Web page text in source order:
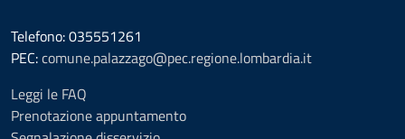
Telefono: 035551261
PEC:comune.palazzago@pec.regione.lombardia.it
Leggi le FAQ
Prenotazione appuntamento